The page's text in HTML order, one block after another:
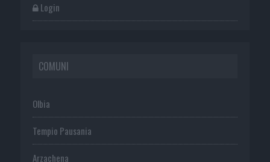
Login
COMUNI
Olbia
Tempio Pausania
Arzachena